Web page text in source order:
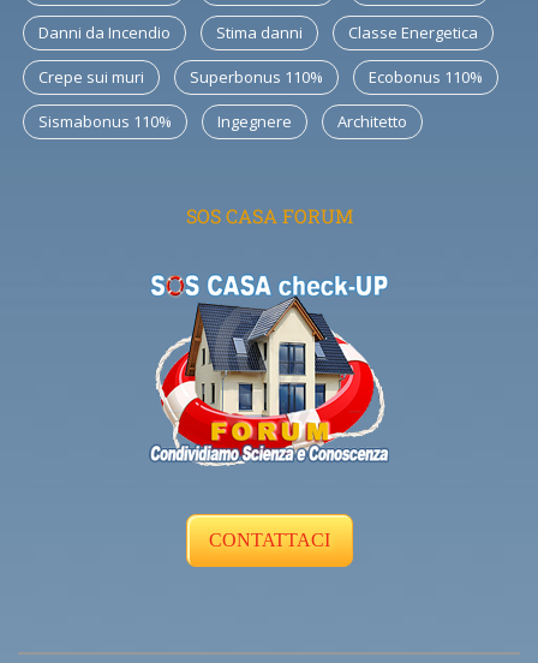
Danni da Incendio Stima danni Classe Energetica
Crepe sui muri Superbonus 110% Ecobonus 110%
Sismabonus 110% Ingegnere Architetto
SOS CASA FORUM
CONTATTACI